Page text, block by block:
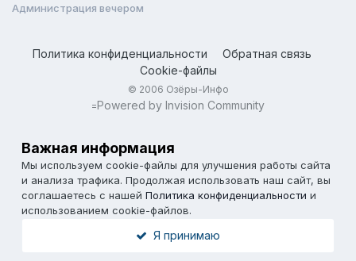
Администрация вечером
Политика конфиденциальности
Обратная связь
Cookie-файлы
© 2006 Озёры-Инфо
=Powered by Invision Community
Важная информация
Мы используем cookie-файлы для улучшения работы сайта
и анализа трафика. Продолжая использовать наш сайт, вы
соглашаетесь с нашей Политика конфиденциальности и
использованием cookie-файлов.
Я принимаю